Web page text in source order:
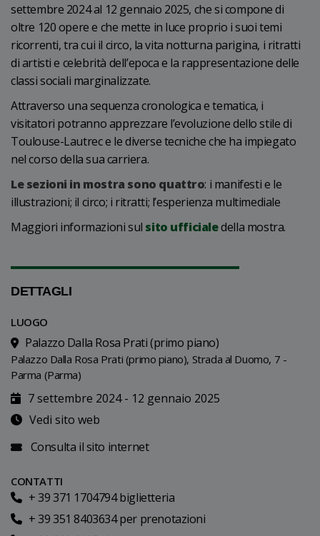
settembre 2024 al 12 gennaio 2025, che si compone di
oltre 120 opere e che mette in luce proprio i suoi temi
ricorrenti, tra cui il circo, la vita notturna parigina, i ritratti
di artisti e celebrità dell’epoca e la rappresentazione delle
classi sociali marginalizzate.
Attraverso una sequenza cronologica e tematica, i
visitatori potranno apprezzare l’evoluzione dello stile di
Toulouse-Lautrec e le diverse tecniche che ha impiegato
nel corso della sua carriera.
Le sezioni in mostra sono quattro: i manifesti e le
illustrazioni; il circo; i ritratti; l’esperienza multimediale
Maggiori informazioni sul sito ufficialedella mostra.
DETTAGLI
LUOGO
Palazzo Dalla Rosa Prati (primo piano)
Palazzo Dalla Rosa Prati (primo piano), Strada al Duomo, 7 -
Parma (Parma)
7 settembre 2024 - 12 gennaio 2025
Vedi sito web
Consulta il sito internet
CONTATTI
+ 39 371 1704794 biglietteria
+ 39 351 8403634 per prenotazioni